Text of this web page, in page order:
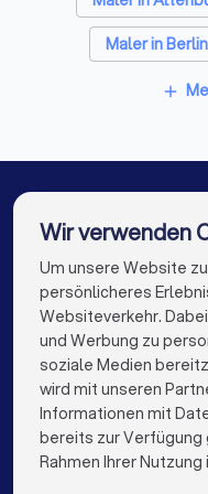
Maler in Berlin
Maler in
Maler in
Maler in
Maler in
Maler in Bochum
Maler in
Maler in
add
Die besten Maler für Sie
info@trustlocal.de
FÜR PRIVATPERSONEN
Wir verwenden
Um unsere Website
persönlicheres
Websiteverkehr.
und Werbung zu
soziale Medien
wird mit unseren
Informationen mit
bereits zur
Rahmen Ihrer